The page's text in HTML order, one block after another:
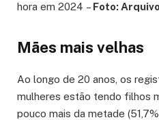
hora em 2024 – Foto:
Mães mais velhas
Ao longo de 20 anos, os
mulheres estão tendo filhos
pouco mais da metade